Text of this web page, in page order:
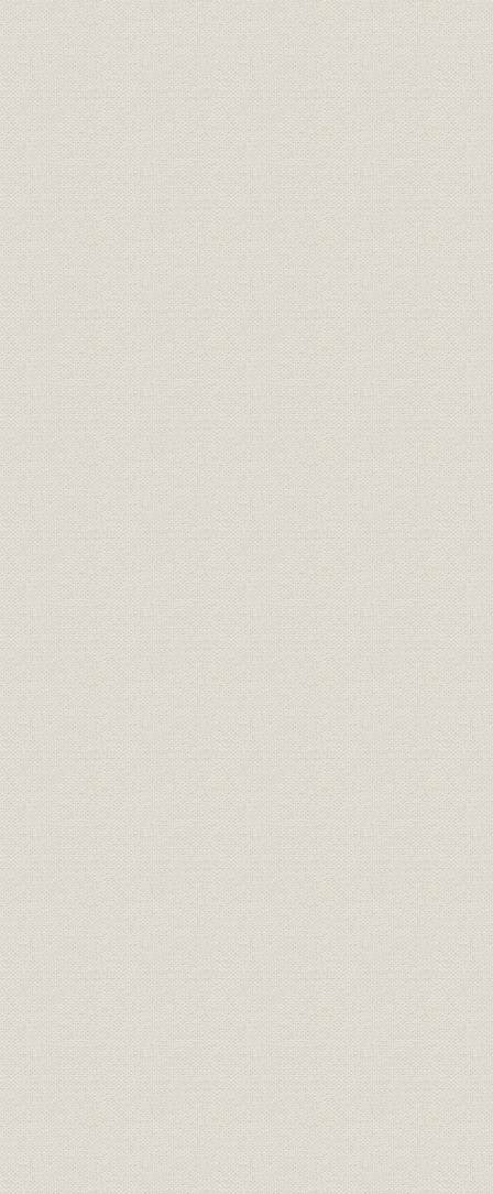
資産;関係会社 各社の資産再評価実施状況
昭和25年
29年(1954
財務・業績;株式
各社の資本金の推移および株主
の異動
昭和23年
30年(1955
関係会社;株式
四国林業(株)主な株主(1,000株
以降)
昭和27年
関係会社;株式 東邦農林(株)株主名簿 昭和26年
株式 住友林業発足時の株主構成 昭和30年
役員 平賀五郎 [昭和27年
経済
わが国経済の戦前に対する回復
水準
昭和9年
(1936年)
普及率 家庭電化製品の普及率
昭和32年
(1981年)
組織
新会社発足当時の会社寄稿組織
図
昭和30年
財務・業績
昭和30年(1955年)9月末の貸借
対照表(抜粋)
昭和30年
役員 稲村實社長 昭和30年
価格 当時の木材価格の推移(m3単価)
昭和35年
年(1963年
技術;事業所 近江研究所 昭和45年
貿易
貿易再開から10年間の外材輸入
量
昭和25年
(1959年)
生産
昭和30~40年代に当社社員が足
跡を残した南洋材産地図
昭和30年
~1970年代
生産;物流 米・加材主要積出港地図 [昭和30年
物流 当社のワンワンベース配船表 昭和43年